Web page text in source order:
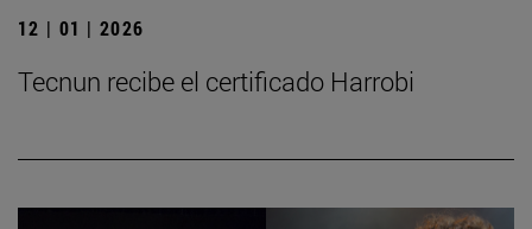
12 | 01 | 2026
Tecnun recibe el certificado Harrobi